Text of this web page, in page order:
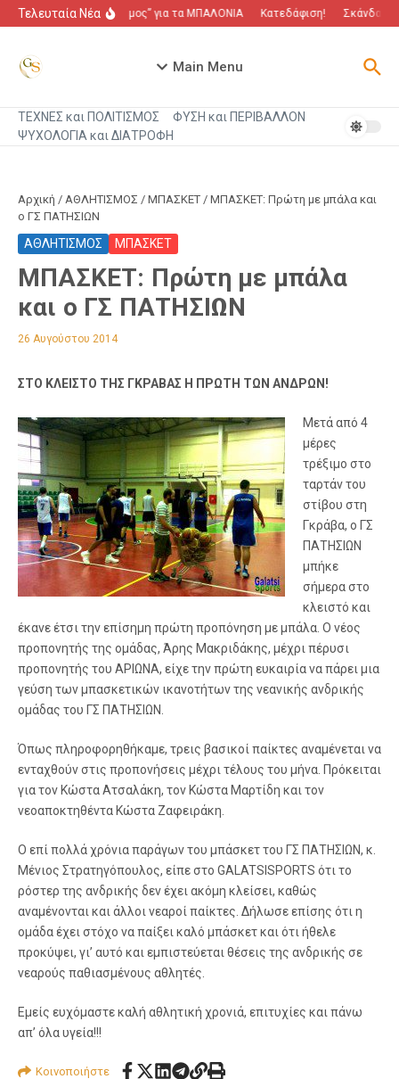
Μετάβαση στο περιεχόμενο
Τελευταία Νέα“Πόλεμος” για τα ΜΠΑΛΟΝΙΑ Κατεδάφιση! Σκάνδαλο
Main Menu
ΤΕΧΝΕΣ και ΠΟΛΙΤΙΣΜΟΣ
ΦΥΣΗ και ΠΕΡΙΒΑΛΛΟΝ
ΨΥΧΟΛΟΓΙΑ και ΔΙΑΤΡΟΦΗ
Αρχική / ΑΘΛΗΤΙΣΜΟΣ / ΜΠΑΣΚΕΤ / ΜΠΑΣΚΕΤ: Πρώτη με μπάλα και
ο ΓΣ ΠΑΤΗΣΙΩΝ
ΑΘΛΗΤΙΣΜΟΣ ΜΠΑΣΚΕΤ
ΜΠΑΣΚΕΤ: Πρώτη με μπάλα
και ο ΓΣ ΠΑΤΗΣΙΩΝ
26 Αυγούστου 2014
ΣΤΟ ΚΛΕΙΣΤΟ ΤΗΣ ΓΚΡΑΒΑΣ Η ΠΡΩΤΗ ΤΩΝ ΑΝΔΡΩΝ!
Μετά από 4
μέρες
τρέξιμο στο
ταρτάν του
στίβου στη
Γκράβα, ο ΓΣ
ΠΑΤΗΣΙΩΝ
μπήκε
σήμερα στο
κλειστό και
έκανε έτσι την επίσημη πρώτη προπόνηση με μπάλα. Ο νέος
προπονητής της ομάδας, Άρης Μακριδάκης, μέχρι πέρυσι
προπονητής του ΑΡΙΩΝΑ, είχε την πρώτη ευκαιρία να πάρει μια
γεύση των μπασκετικών ικανοτήτων της νεανικής ανδρικής
ομάδας του ΓΣ ΠΑΤΗΣΙΩΝ.
Όπως πληροφορηθήκαμε, τρεις βασικοί παίκτες αναμένεται να
ενταχθούν στις προπονήσεις μέχρι τέλους του μήνα. Πρόκειται
για τον Κώστα Ατσαλάκη, τον Κώστα Μαρτίδη και τον
νεοαποκτηθέντα Κώστα Ζαφειράκη.
Ο επί πολλά χρόνια παράγων του μπάσκετ του ΓΣ ΠΑΤΗΣΙΩΝ, κ.
Μένιος Στρατηγόπουλος, είπε στο GALATSISPORTS ότι το
ρόστερ της ανδρικής δεν έχει ακόμη κλείσει, καθώς
αναμένονται και άλλοι νεαροί παίκτες. Δήλωσε επίσης ότι η
ομάδα έχει στόχο να παίξει καλό μπάσκετ και ότι ήθελε
προκύψει, γι’ αυτό και εμπιστεύεται θέσεις της ανδρικής σε
νεαρούς παθιασμένους αθλητές.
Εμείς ευχόμαστε καλή αθλητική χρονιά, επιτυχίες και πάνω
απ’ όλα υγεία!!!
Κοινοποιήστε